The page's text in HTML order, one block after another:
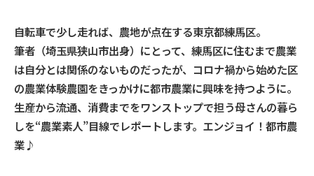
自転車で少し走れば、農地が点在する東京都練馬区。
筆者（埼玉県狭山市出身）にとって、練馬区に住むまで農業
は自分とは関係のないものだったが、コロナ禍から始めた区
の農業体験農園をきっかけに都市農業に興味を持つように。
生産から流通、消費までをワンストップで担う母さんの暮ら
しを“農業素人”目線でレポートします。エンジョイ！都市農
業♪